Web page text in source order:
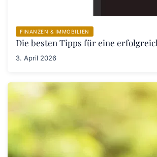
FINANZEN & IMMOBILIEN
Die besten Tipps für eine
3. April 2026